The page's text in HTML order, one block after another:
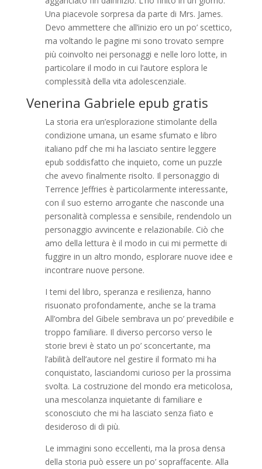
Una piacevole sorpresa da parte di Mrs. James.
Devo ammettere che all’inizio ero un po’ scettico,
ma voltando le pagine mi sono trovato sempre
più coinvolto nei personaggi e nelle loro lotte, in
particolare il modo in cui l’autore esplora le
complessità della vita adolescenziale.
Venerina Gabriele epub gratis
La storia era un’esplorazione stimolante della
condizione umana, un esame sfumato e libro
italiano pdf che mi ha lasciato sentire leggere
epub soddisfatto che inquieto, come un puzzle
che avevo finalmente risolto. Il personaggio di
Terrence Jeffries è particolarmente interessante,
con il suo esterno arrogante che nasconde una
personalità complessa e sensibile, rendendolo un
personaggio avvincente e relazionabile. Ciò che
amo della lettura è il modo in cui mi permette di
fuggire in un altro mondo, esplorare nuove idee e
incontrare nuove persone.
I temi del libro, speranza e resilienza, hanno
risuonato profondamente, anche se la trama
All’ombra del Gibele sembrava un po’ prevedibile e
troppo familiare. Il diverso percorso verso le
storie brevi è stato un po’ sconcertante, ma
l’abilità dell’autore nel gestire il formato mi ha
conquistato, lasciandomi curioso per la prossima
svolta. La costruzione del mondo era meticolosa,
una mescolanza inquietante di familiare e
sconosciuto che mi ha lasciato senza fiato e
desideroso di di più.
Le immagini sono eccellenti, ma la prosa densa
della storia può essere un po’ sopraffacente. Alla